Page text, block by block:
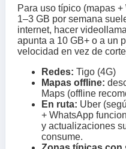
Para uso típico (mapas
1–3 GB por semana
internet, hacer
apunta a 10 GB+ o a un
velocidad en vez de
Redes: Tigo (4G)
Mapas offline:
Maps (offline
En ruta: Uber
+ WhatsApp
y actualizaciones
consume.